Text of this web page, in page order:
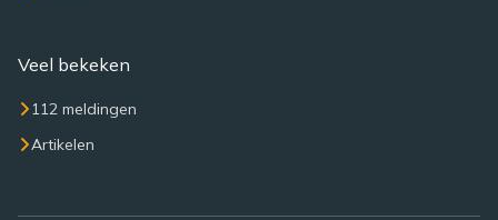
Veel bekeken
112 meldingen
Artikelen